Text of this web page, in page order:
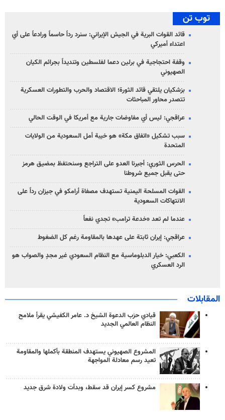
توب تن
قائد القوات البرية في الجيش الإيراني: سنرد رداً حاسماً ورادعاً على أي
اعتداء أميركي
وقفة احتجاجية في برلين دعما لفلسطين وتنديداً بجرائم الكيان
الصهیوني
بزشكيان يلتقي قائد الثورة؛ الاقتصاد والحرب والتطورات العسكرية
تتصدر محاور المباحثات
عراقجي: ليس أي مفاوضات جارية مع أمريكا في الوقت الحالي
سبب تشكيل «اتفاق مكة» هو خيبة أمل السعودية من الولايات
المتحدة
الحرس الثوري: أجبرنا العدو على التراجع وسنحتفظ بمضيق هرمز
حتى يقبل جميع شروطنا
القوات المسلحة اليمنية تستهدف مصفاة أرامكو في جيزان رداً على
الانتهاكات السعودية
عندما لم تعد «خدعة ترامب» تجدي نفعاً
عراقجي: إيران ثابتة على عهدها بالمقاومة رغم كل الضغوط
الكعبي: خيار الدبلوماسية مع النظام السعودي غير مجدٍ والصواب هو
الرد العسكري
المقابلات
قيادي حزب الدعوة الشيخ د. عامر الكفيشي يقرأ ملامح
النظام العالمي الجديد
المشروع الصهيوني يستهدف المنطقة بأكملها والمقاومة
تعيد رسم معادلة المواجهة
مشروع كسر إيران قد سقط، وبدأت ولادة شرق جديد